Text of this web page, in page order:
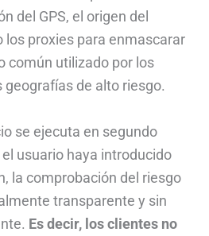
del GPS, el origen del
los proxies para enmascarar
común utilizado por los
de alto riesgo.
se ejecuta en segundo
usuario haya introducido
la comprobación del riesgo
transparente y sin
Es decir, los clientes no